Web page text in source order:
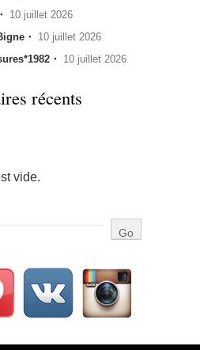
10 juillet 2026
・ 10 juillet 2026
・ 10 juillet 2026
récents
vide.